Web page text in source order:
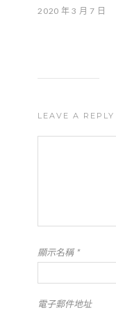
2020 年 3 月 7 日
LEAVE A REPLY
顯示名稱*
電子郵件地址